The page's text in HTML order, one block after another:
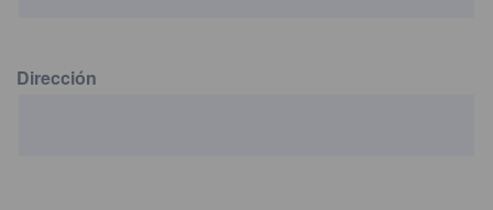
Dirección